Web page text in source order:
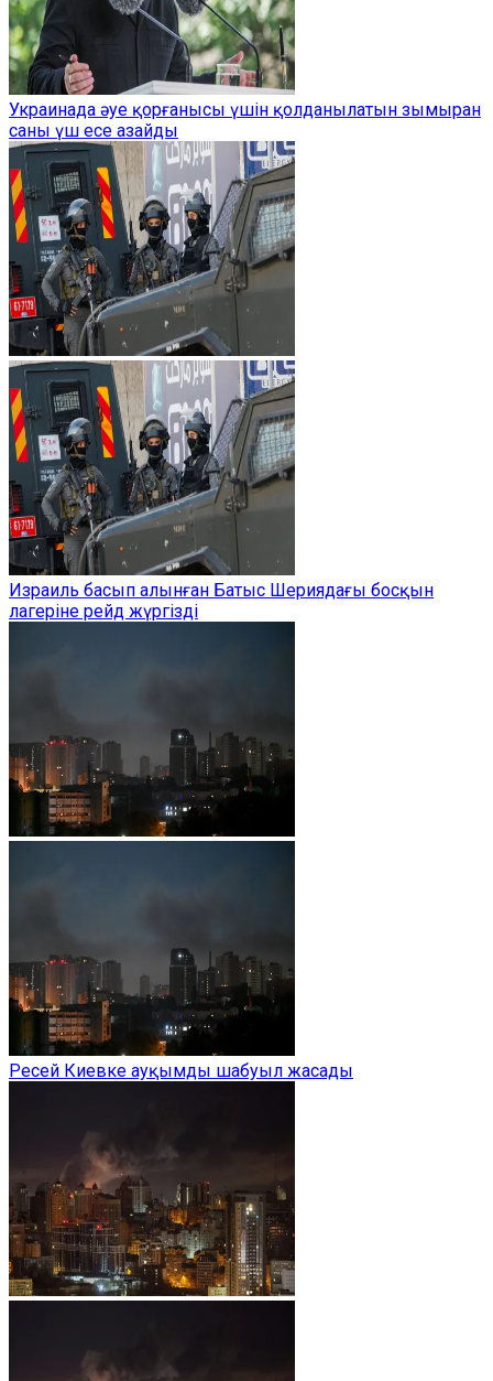
Украинада әуе қорғанысы үшін қолданылатын зымыран
саны үш есе азайды
Израиль басып алынған Батыс Шериядағы босқын
лагеріне рейд жүргізді
Ресей Киевке ауқымды шабуыл жасады